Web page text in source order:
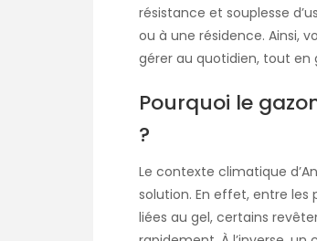
résistance et souplesse
ou à une résidence. Ainsi,
gérer au quotidien, tout en
Pourquoi le
?
Le contexte climatique
solution. En effet, entre
liées au gel, certains